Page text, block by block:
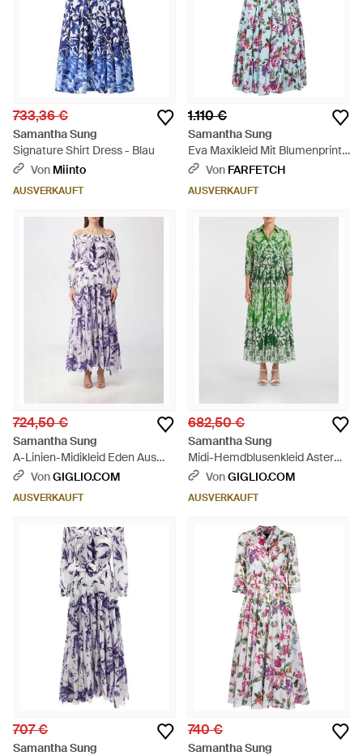
733,36 €
Samantha Sung
Signature Shirt Dress - Blau
Von Miinto
AUSVERKAUFT
1.110 €
Samantha Sung
Eva Maxikleid Mit Blumenprint -
WeißVon FARFETCH
AUSVERKAUFT
724,50 €
Samantha Sung
A-Linien-Midikleid Eden Aus
Baumwolle Mit Blumendruck -
VonGIGLIO.COM
AUSVERKAUFT
682,50 €
Samantha Sung
Midi-Hemdblusenkleid Aster
Aus Baumwolle Mit Ethno-Print
VonGIGLIO.COM
AUSVERKAUFT
707 €
Samantha Sung
740 €
Samantha Sung